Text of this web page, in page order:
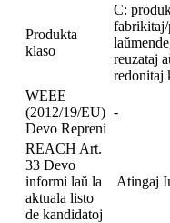
Produkta
klaso
C:
reuzataj
redonitaj
WEEE
(2012/19/EU)
Devo Repreni
-
REACH Art.
33 Devo
informi laŭ la
aktuala listo
de kandidatoj
Atingaj